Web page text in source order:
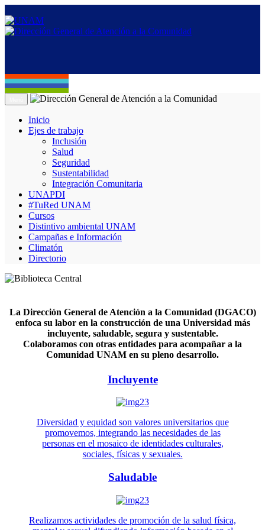
Inicio
Ejes de trabajo
Inclusión
Salud
Seguridad
Sustentabilidad
Integración Comunitaria
UNAPDI
#TuRed UNAM
Cursos
Distintivo ambiental UNAM
Campañas e Información
Climatón
Directorio
La Dirección General de Atención a la Comunidad (DGACO)
enfoca su labor en la construcción de una Universidad más
incluyente, saludable, segura y sustentable.
Colaboramos con otras entidades para acompañar a la
Comunidad UNAM en su pleno desarrollo.
Incluyente
Diversidad y equidad son valores universitarios que
promovemos, integrando las necesidades de las
personas en el mosaico de identidades culturales,
sociales, físicas y sexuales.
Saludable
Realizamos actividades de promoción de la salud física,